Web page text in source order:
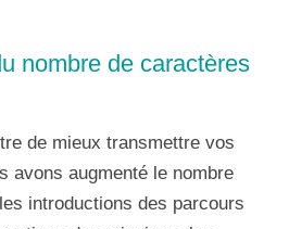
nombre de caractères
de mieux transmettre vos
avons augmenté le nombre
introductions des parcours